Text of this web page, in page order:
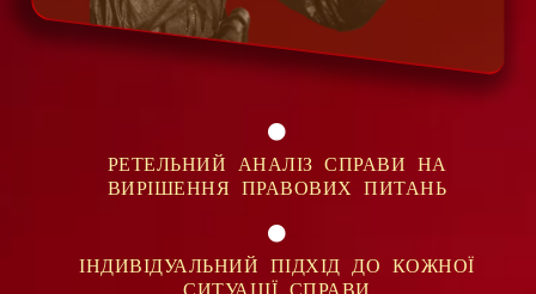
РЕТЕЛЬНИЙ АНАЛІЗ СПРАВИ НА
ВИРІШЕННЯ ПРАВОВИХ ПИТАНЬ
ІНДИВІДУАЛЬНИЙ ПІДХІД ДО КОЖНОЇ
СИТУАЦІЇ СПРАВИ